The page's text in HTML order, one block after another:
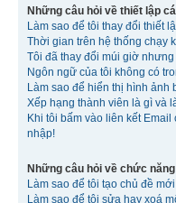
Những câu hỏi về thiết lập
Làm sao để tôi thay đổi thiết
Thời gian trên hệ thống chạy
Tôi đã thay đổi múi giờ
Ngôn ngữ của tôi không có
Làm sao để hiển thị hình ảnh
Xếp hạng thành viên là gì và
Khi tôi bấm vào liên kết
nhập!
Những câu hỏi về chức
Làm sao để tôi tạo chủ đề
Làm sao để tôi sửa hay xoá